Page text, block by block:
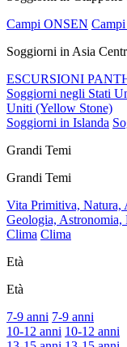
Campi ONSEN
Soggiorni in Asia
ESCURSIONI
Soggiorni negli Stati
Uniti (Yellow Stone)
Soggiorni in Islanda
Grandi Temi
Grandi Temi
Vita Primitiva, Natura,
Geologia, Astronomia,
Clima Clima
Età
Età
7-9 anni 7-9 anni
10-12 anni 10-12 anni